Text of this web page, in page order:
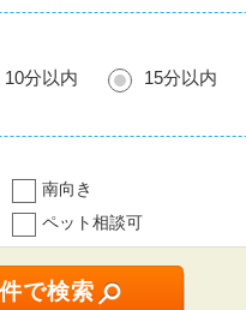
10分以内 15分以内
南向き
ペット相談可